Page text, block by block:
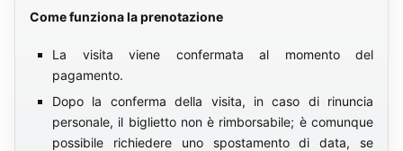
Come funziona la prenotazione
La visita viene confermata al momento del
pagamento.
Dopo la conferma della visita, in caso di rinuncia
personale, il biglietto non è rimborsabile; è comunque
possibile richiedere uno spostamento di data, se